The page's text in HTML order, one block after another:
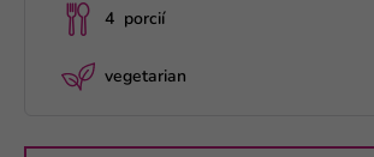
4 porcií
vegetarian